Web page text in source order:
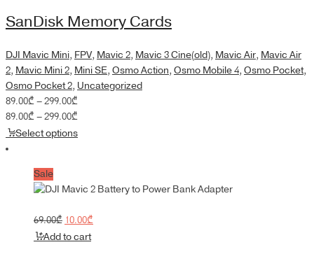
through
299.00₾
SanDisk Memory Cards
DJI Mavic Mini, FPV, Mavic 2, Mavic 3 Cine(old), Mavic Air, Mavic Air
2, Mavic Mini 2, Mini SE, Osmo Action, Osmo Mobile 4, Osmo Pocket,
Osmo Pocket 2, Uncategorized
89.00₾–299.00₾Price
range:
89.00₾
89.00₾–299.00₾Price
range:
Select options
Sale
69.00₾ Original
price
10.00₾Current
Add to cart